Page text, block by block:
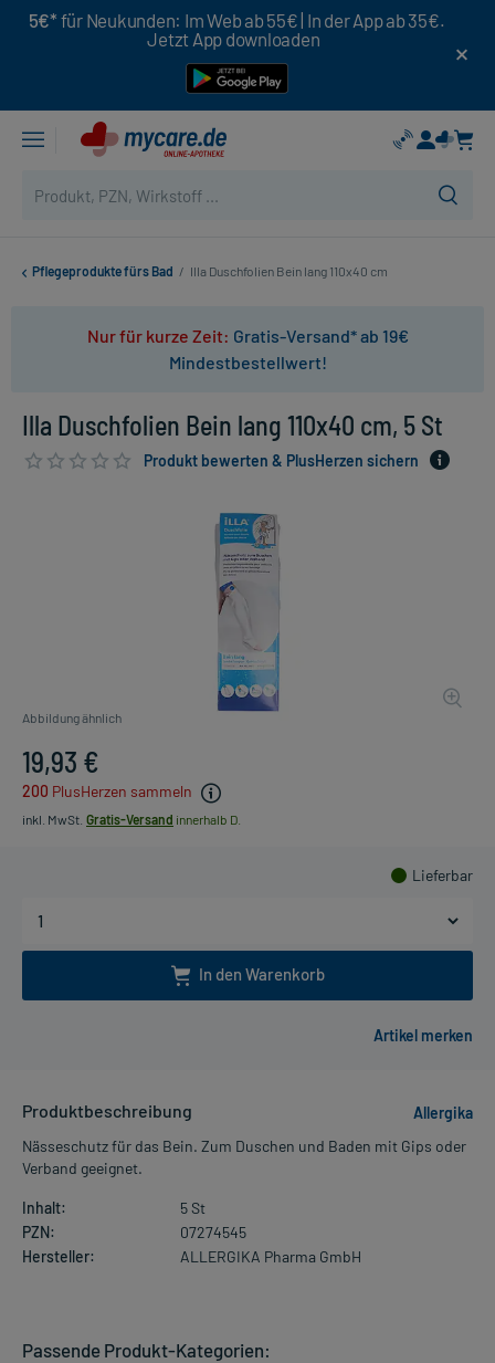
5€* für Neukunden: Im Web ab 55€ | In der App ab 35€.
Jetzt App downloaden
Pflegeprodukte fürs Bad / Illa Duschfolien Bein lang 110x40 cm
Nur für kurze Zeit: Gratis-Versand* ab 19€
Mindestbestellwert!
Illa Duschfolien Bein lang 110x40 cm, 5 St
Produkt bewerten & PlusHerzen sichern
Abbildung ähnlich
19,93 €
200 PlusHerzen sammeln
inkl. MwSt. Gratis-Versand innerhalb D.
Lieferbar
In den Warenkorb
Produktbeschreibung
Allergika
Nässeschutz für das Bein. Zum Duschen und Baden mit Gips oder
Verband geeignet.
Inhalt:
5 St
PZN:
07274545
Hersteller:
ALLERGIKA Pharma GmbH
Passende Produkt-Kategorien: